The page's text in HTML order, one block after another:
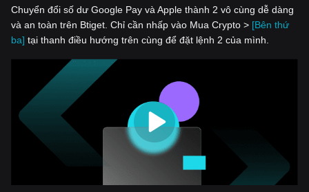
Chuyển đổi số dư Google Pay và Apple thành 2 vô cùng dễ dàng
và an toàn trên Btiget. Chỉ cần nhấp vào Mua Crypto > [Bên thứ
ba] tại thanh điều hướng trên cùng để đặt lệnh 2 của mình.